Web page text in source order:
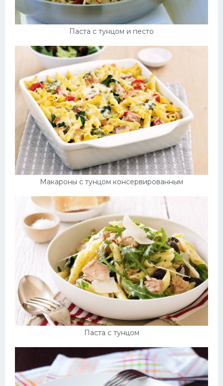
Паста с тунцом и песто
Макароны с тунцом консервированным
Паста с тунцом